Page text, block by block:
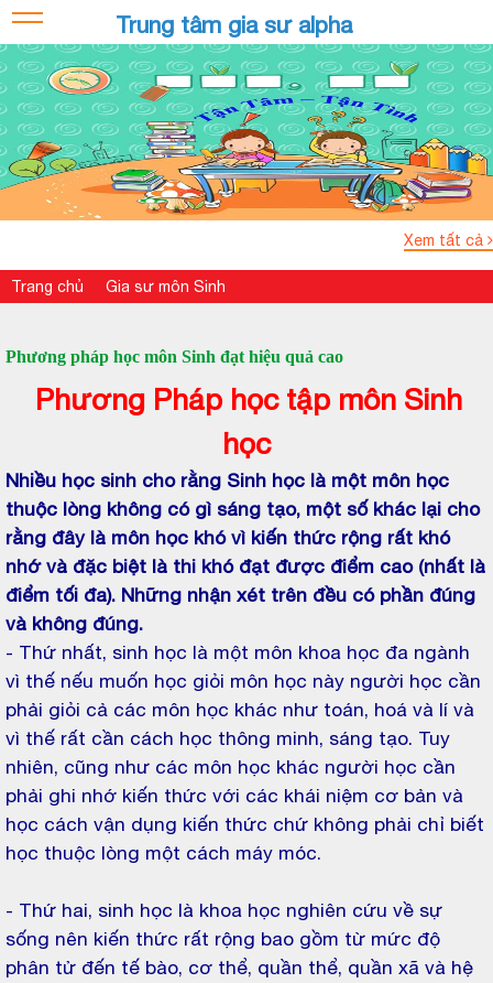
Trung tâm gia sư alpha
Xem tất cả
Trang chủ Gia sư môn Sinh
Phương pháp học môn Sinh đạt hiệu quả cao
Phương Pháp học tập môn Sinh
học
Nhiều học sinh cho rằng Sinh học là một môn học
thuộc lòng không có gì sáng tạo, một số khác lại cho
rằng đây là môn học khó vì kiến thức rộng rất khó
nhớ và đặc biệt là thi khó đạt được điểm cao (nhất là
điểm tối đa). Những nhận xét trên đều có phần đúng
và không đúng.
- Thứ nhất, sinh học là một môn khoa học đa ngành
vì thế nếu muốn học giỏi môn học này người học cần
phải giỏi cả các môn học khác như toán, hoá và lí và
vì thế rất cần cách học thông minh, sáng tạo. Tuy
nhiên, cũng như các môn học khác người học cần
phải ghi nhớ kiến thức với các khái niệm cơ bản và
học cách vận dụng kiến thức chứ không phải chỉ biết
học thuộc lòng một cách máy móc.
- Thứ hai, sinh học là khoa học nghiên cứu về sự
sống nên kiến thức rất rộng bao gồm từ mức độ
phân tử đến tế bào, cơ thể, quần thể, quần xã và hệ